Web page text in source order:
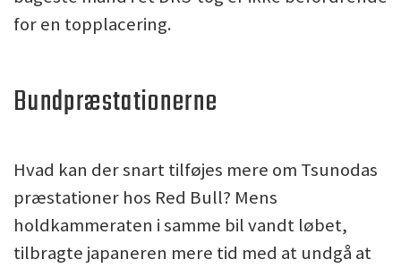
for en topplacering.
Bundpræstationerne
Hvad kan der snart tilføjes mere om Tsunodas
præstationer hos Red Bull? Mens
holdkammeraten i samme bil vandt løbet,
tilbragte japaneren mere tid med at undgå at